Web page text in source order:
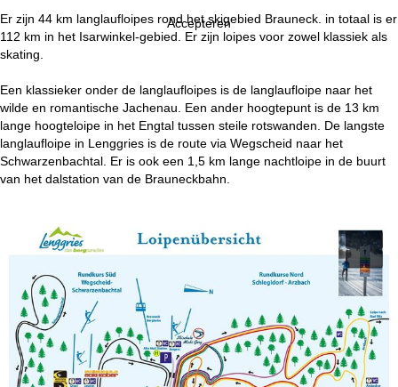
Accepteren
p
a
i
n
Er zijn 44 km langlaufloipes rond het skigebied Brauneck. in totaal is er
112 km in het Isarwinkel-gebied. Er zijn loipes voor zowel klassiek als
skating.
Een klassieker onder de langlaufloipes is de langlaufloipe naar het
wilde en romantische Jachenau. Een ander hoogtepunt is de 13 km
lange hoogteloipe in het Engtal tussen steile rotswanden. De langste
langlaufloipe in Lenggries is de route via Wegscheid naar het
Schwarzenbachtal. Er is ook een 1,5 km lange nachtloipe in de buurt
van het dalstation van de Brauneckbahn.